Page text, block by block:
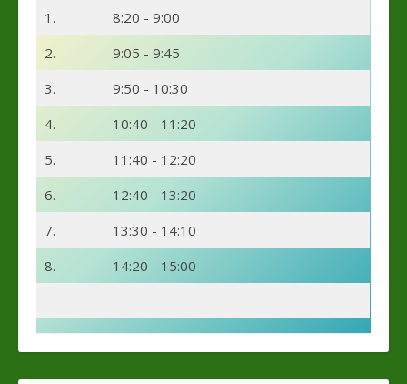
1.
8:20 - 9:00
2.
9:05 - 9:45
3.
9:50 - 10:30
4.
10:40 - 11:20
5.
11:40 - 12:20
6.
12:40 - 13:20
7.
13:30 - 14:10
8.
14:20 - 15:00